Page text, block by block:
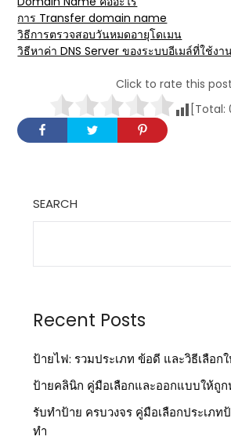
การ Transfer domain name
วิธีการตรวจสอบวันหมดอายุโดเมน
วิธีหาค่า DNS Server ของระบบอีเมล์ที่ใช้งา
Click to rate this
[Total:
SEARCH
Recent Posts
ป้ายไฟ: รวมประเภท ข้อดี และวิธีเลือก
ป้ายคลินิก คู่มือเลือกและออกแบบให้ถู
รับทำป้าย ครบวงจร คู่มือเลือกประเภท
ทำ